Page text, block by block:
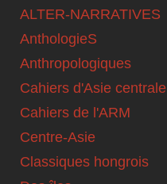
ALTER-NARRATIVES
AnthologieS
Anthropologiques
Cahiers d'Asie centrale
Cahiers de l'ARM
Centre-Asie
Classiques hongrois